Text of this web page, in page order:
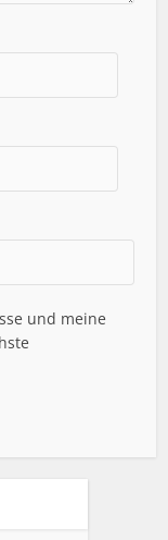
und meine